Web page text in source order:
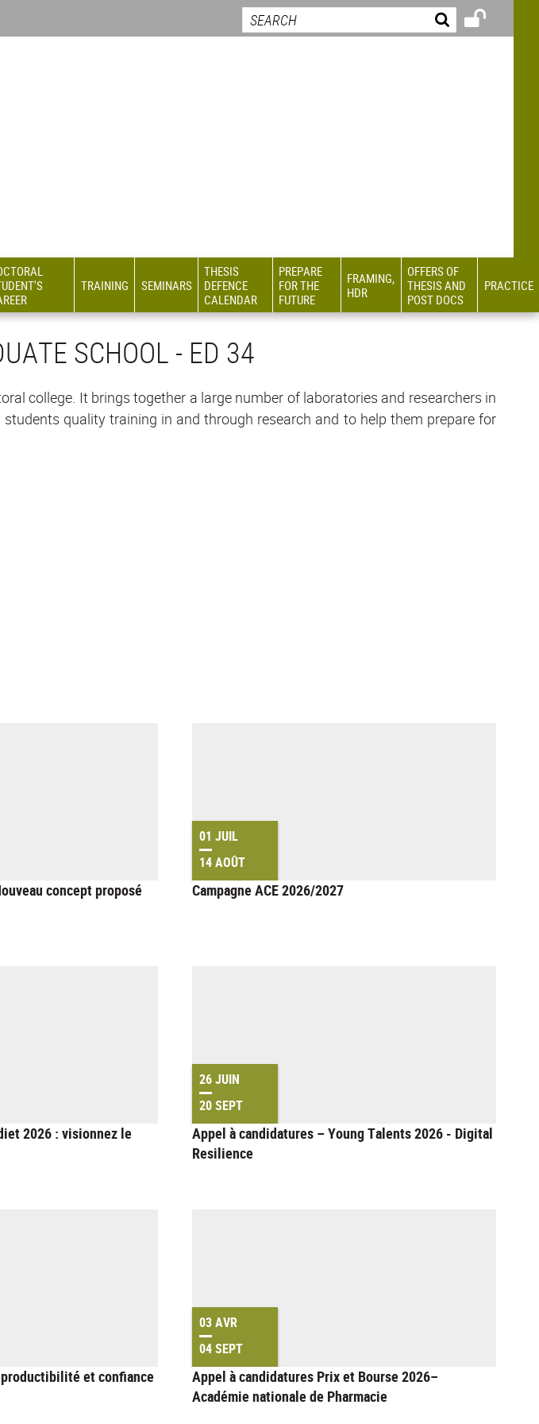
TRAINING SEMINARS
THESIS
DEFENCE
CALENDAR
PREPARE
FOR THE
FUTURE
FRAMING,
HDR
OFFERS OF
THESIS AND
POST DOCS
PRACTICE
SCHOOL - ED 34
college. It brings together a large number of laboratories and researchers in
quality training in and through research and to help them prepare for
concept proposé
01 JUIL
14 AOÛT
Campagne ACE 2026/2027
2026 : visionnez le
26 JUIN
20 SEPT
Appel à candidatures – Young Talents 2026 - Digital
Resilience
et confiance
03 AVR
04 SEPT
Appel à candidatures Prix et Bourse 2026–
Académie nationale de Pharmacie